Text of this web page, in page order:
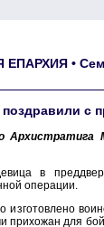
•
с
Архистратига
в
операции.
прихожан для